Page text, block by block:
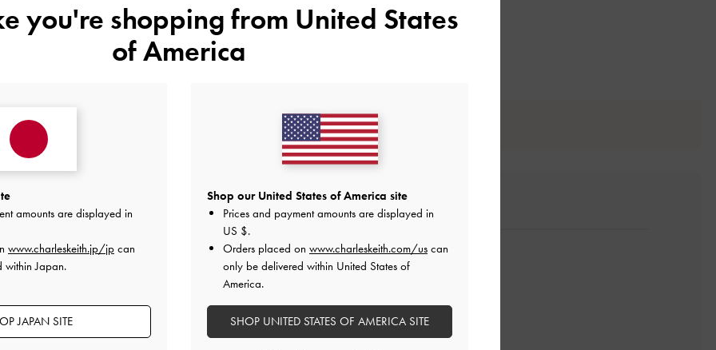
レビューは購入した方のみ投稿ができます。
you're shopping from United States
of America
amounts are displayed in
www.charleskeith.jp/jp can
within Japan.
JAPAN SITE
Shop our United States of America site
Prices and payment amounts are displayed in
US $.
Orders placed on www.charleskeith.com/us can
only be delivered within United States of
America.
SHOP UNITED STATES OF AMERICA SITE